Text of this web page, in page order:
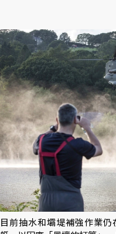
目前抽水和壩堤補強作業